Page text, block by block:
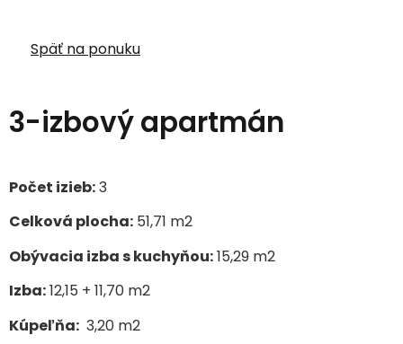
Späť na ponuku
3-izbový apartmán
Počet izieb:3
Celková plocha: 51,71 m2
Obývacia izba s kuchyňou:15,29 m2
Izba:12,15 + 11,70 m2
Kúpeľňa: 3,20 m2